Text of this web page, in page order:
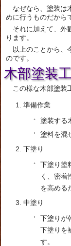
なぜなら、塗装は
めに行うものだから
それに加えて、外
ります。
以上のことから、
のです。
木部塗装
この様な木部塗装
準備作業
塗装する
塗料を混
下塗り
下塗り塗
く、密着
を高める
中塗り
下塗りが
下塗りを
す。